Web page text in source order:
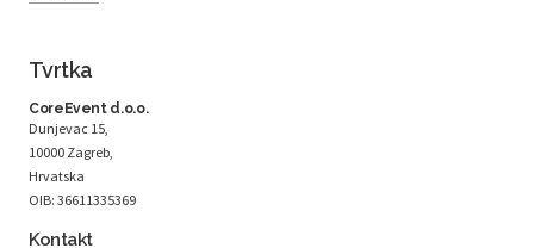
Tvrtka
CoreEvent d.o.o.
Dunjevac 15,
10000 Zagreb,
Hrvatska
OIB: 36611335369
Kontakt